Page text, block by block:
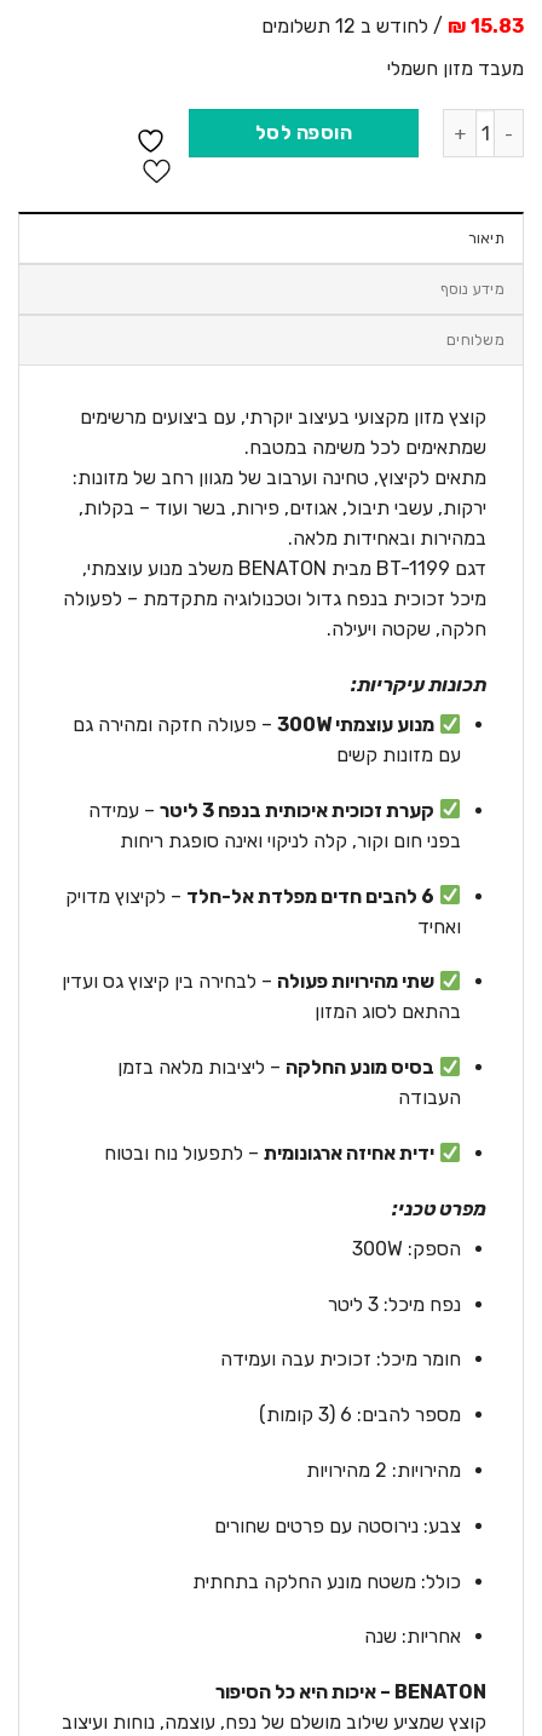
15.83 ₪
/ לחודש ב 12 תשלומים
מעבד מזון חשמלי
כמות של מעבד קוצץ מזון חשמלי זכוכית 3 ליטר BENATON דגם BT-1199
הוספה לסל
תיאור
מידע נוסף
משלוחים
קוצץ מזון מקצועי בעיצוב יוקרתי, עם ביצועים מרשימים
שמתאימים לכל משימה במטבח.
מתאים לקיצוץ, טחינה וערבוב של מגוון רחב של מזונות:
ירקות, עשבי תיבול, אגוזים, פירות, בשר ועוד – בקלות,
במהירות ובאחידות מלאה.
דגם BT-1199 מבית BENATON משלב מנוע עוצמתי,
מיכל זכוכית בנפח גדול וטכנולוגיה מתקדמת – לפעולה
חלקה, שקטה ויעילה.
תכונות עיקריות:
מנוע עוצמתי 300W
– פעולה חזקה ומהירה גם
עם מזונות קשים
קערת זכוכית איכותית בנפח 3 ליטר
– עמידה
בפני חום וקור, קלה לניקוי ואינה סופגת ריחות
6 להבים חדים מפלדת אל-חלד
– לקיצוץ מדויק
ואחיד
שתי מהירויות פעולה – לבחירה בין קיצוץ גס ועדין
בהתאם לסוג המזון
בסיס מונע החלקה – ליציבות מלאה בזמן
העבודה
ידית אחיזה ארגונומית – לתפעול נוח ובטוח
מפרט טכני:
הספק: 300W
נפח מיכל: 3 ליטר
חומר מיכל: זכוכית עבה ועמידה
מספר להבים: 6 (3 קומות)
מהירויות: 2 מהירויות
צבע: נירוסטה עם פרטים שחורים
כולל: משטח מונע החלקה בתחתית
אחריות: שנה
BENATON – איכות היא כל הסיפור
קוצץ שמציע שילוב מושלם של נפח, עוצמה, נוחות ועיצוב